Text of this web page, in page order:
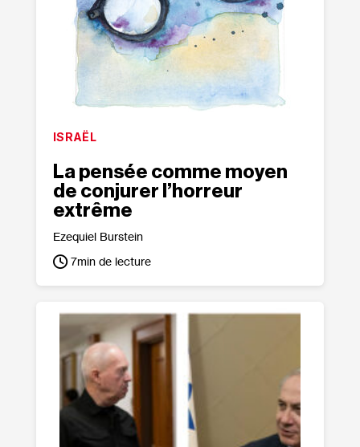
ISRAËL
La pensée comme moyen
de conjurer l’horreur
extrême
Ezequiel Burstein
7min de lecture